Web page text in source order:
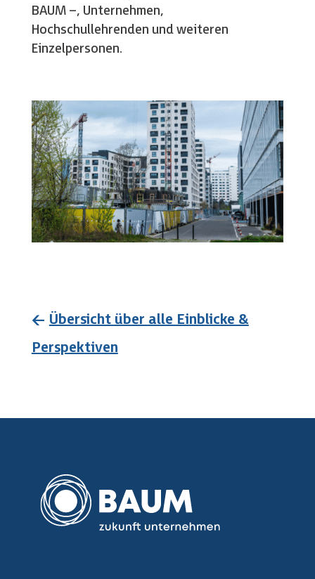
BAUM –, Unternehmen,
Hochschullehrenden und weiteren
Einzelpersonen.
← Übersicht über alle Einblicke &
Perspektiven